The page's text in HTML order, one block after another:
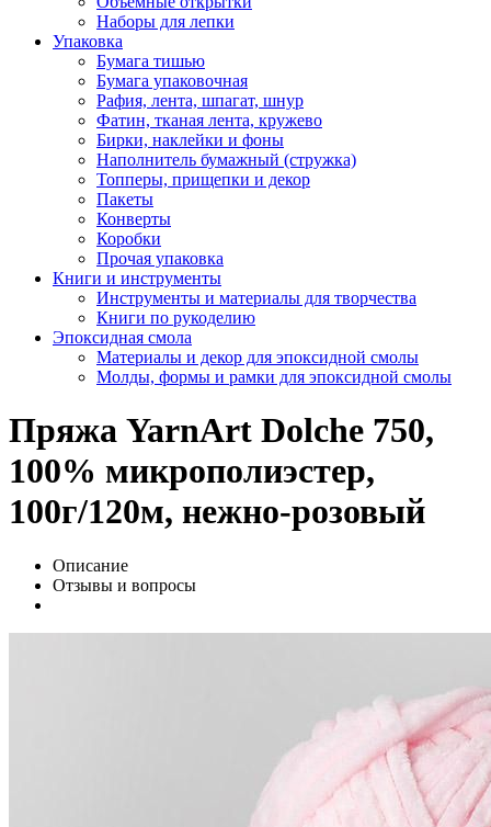
Наборы для лепки
Упаковка
Бумага тишью
Бумага упаковочная
Рафия, лента, шпагат, шнур
Фатин, тканая лента, кружево
Бирки, наклейки и фоны
Наполнитель бумажный (стружка)
Топперы, прищепки и декор
Пакеты
Конверты
Коробки
Прочая упаковка
Книги и инструменты
Инструменты и материалы для творчества
Книги по рукоделию
Эпоксидная смола
Материалы и декор для эпоксидной смолы
Молды, формы и рамки для эпоксидной смолы
Пряжа YarnArt Dolche 750,
100% микрополиэстер,
100г/120м, нежно-розовый
Описание
Отзывы и вопросы